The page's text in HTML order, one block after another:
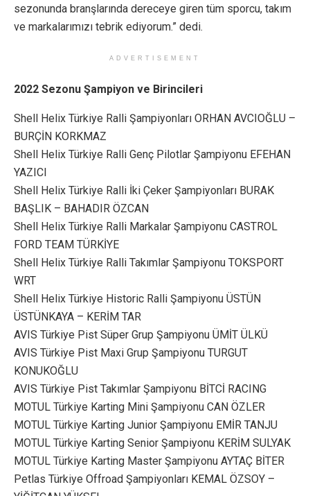
sezonunda branşlarında dereceye giren tüm sporcu, takım
ve markalarımızı tebrik ediyorum.” dedi.
ADVERTISEMENT
2022 Sezonu Şampiyon ve Birincileri
Shell Helix Türkiye Ralli Şampiyonları ORHAN AVCIOĞLU –
BURÇİN KORKMAZ
Shell Helix Türkiye Ralli Genç Pilotlar Şampiyonu EFEHAN
YAZICI
Shell Helix Türkiye Ralli İki Çeker Şampiyonları BURAK
BAŞLIK – BAHADIR ÖZCAN
Shell Helix Türkiye Ralli Markalar Şampiyonu CASTROL
FORD TEAM TÜRKİYE
Shell Helix Türkiye Ralli Takımlar Şampiyonu TOKSPORT
WRT
Shell Helix Türkiye Historic Ralli Şampiyonu ÜSTÜN
ÜSTÜNKAYA – KERİM TAR
AVIS Türkiye Pist Süper Grup Şampiyonu ÜMİT ÜLKÜ
AVIS Türkiye Pist Maxi Grup Şampiyonu TURGUT
KONUKOĞLU
AVIS Türkiye Pist Takımlar Şampiyonu BİTCİ RACING
MOTUL Türkiye Karting Mini Şampiyonu CAN ÖZLER
MOTUL Türkiye Karting Junior Şampiyonu EMİR TANJU
MOTUL Türkiye Karting Senior Şampiyonu KERİM SULYAK
MOTUL Türkiye Karting Master Şampiyonu AYTAÇ BİTER
Petlas Türkiye Offroad Şampiyonları KEMAL ÖZSOY –